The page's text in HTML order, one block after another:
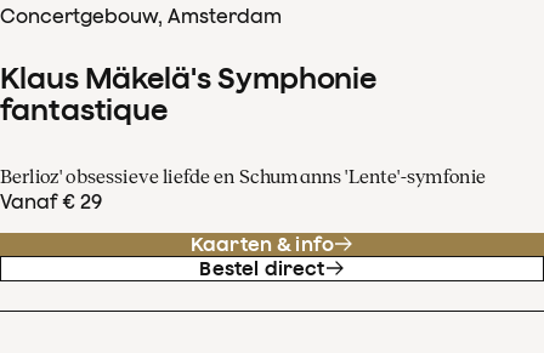
Concertgebouw, Amsterdam
Klaus Mäkelä's Symphonie
fantastique
Berlioz' obsessieve liefde en Schumanns 'Lente'-symfonie
Vanaf € 29
Kaarten & info
Bestel direct